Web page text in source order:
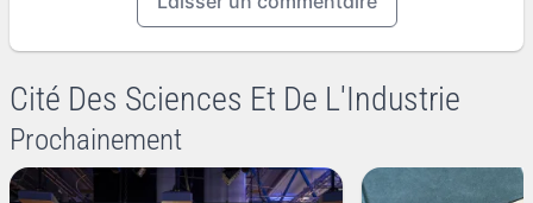
Cité Des Sciences Et De L'Industrie
Prochainement